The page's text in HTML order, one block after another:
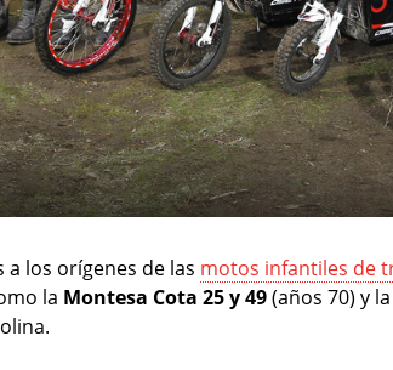
los orígenes de las motos infantiles de
la Montesa Cota 25 y 49(años 70) y la